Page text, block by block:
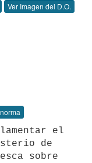
Ver Imagen del D.O.
el
de
sobre